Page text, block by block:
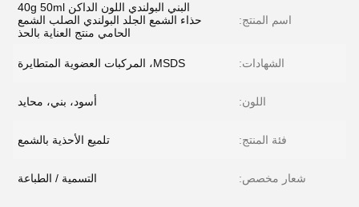
اسم المنتج:
البني البولندي اللون الداكن 40g 50ml
حذاء الشمع الجلد البولندي الصلب الشمع
الحامي منتج العناية بالحذ
الشهادات: MSDS، المركبات العضوية المتطايرة
اللون: أسود، بني، محايد
فئة المنتج: تلميع الأحذية بالشمع
شعار مخصص: التسمية / الطباعة